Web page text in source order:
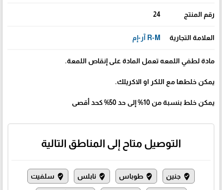
رقم المنتج 24
العلامة التجارية R-M آر-إم
مادة لطفي اللمعه تعمل المادة على إنقاص اللمعة.
يمكن خلطها مع اللكر او الاكريلك.
يمكن خلط بنسبة من 10% إلى حد 50% كحد أقصى
التوصيل متاح إلى المناطق التالية
where_to_vote جنين where_to_vote طوباس where_to_vote نابلس where_to_vote سلفيت